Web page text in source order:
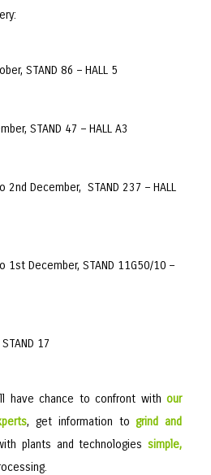
STAND 86 – HALL 5
STAND 47 – HALL A3
December, STAND 237 – HALL
1st December, STAND 11G50/10 –
17
have chance to confront with our
, get information togrind and
plants and technologiessimple,